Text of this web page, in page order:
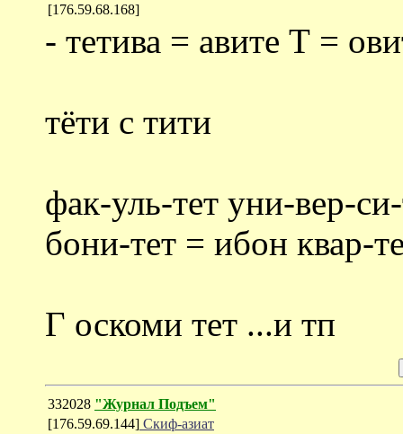
[176.59.68.168]
- тетива = авите Т =
тёти с тити
фак-уль-тет уни-вер-
бони-тет = ибон квар-
Г оскоми тет ...и тп
332028 "Журнал Подъем"
[176.59.69.144] Скиф-азиат